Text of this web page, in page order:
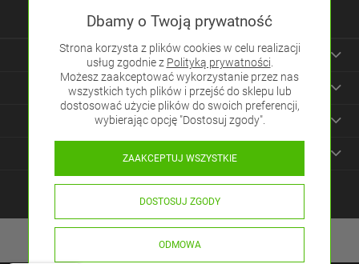
Informacje
Zakupy
Pomoc
Pozostałe
Dbamy o Twoją prywatność
Strona korzysta z plików cookies w celu realizacji
usług zgodnie z Polityką prywatności.
Możesz zaakceptować wykorzystanie przez nas
wszystkich tych plików i przejść do sklepu lub
dostosować użycie plików do swoich preferencji,
wybierając opcję "Dostosuj zgody".
ODMOWA
DOSTOSUJ ZGODY
ZAAKCEPTUJ WSZYSTKIE